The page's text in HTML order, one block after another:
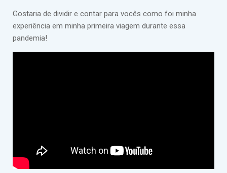
Gostaria de dividir e contar para vocês como foi minha
experiência em minha primeira viagem durante essa
pandemia!